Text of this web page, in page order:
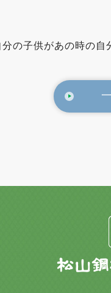
の子供があの時の